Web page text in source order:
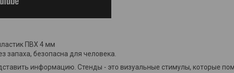
ПВХ 4 мм
запаха, безопасна для человека.
информацию. Стенды - это визуальные стимулы, которые